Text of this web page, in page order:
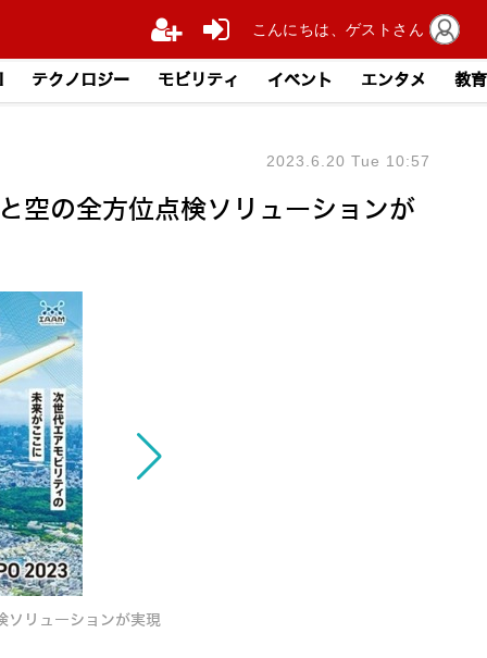
テクノロジー モビリティ イベント エンタメ 教育
の全方位点検ソリューションが
2023.6.20 Tue 10:57
リューションが実現
こんにちは、ゲストさん